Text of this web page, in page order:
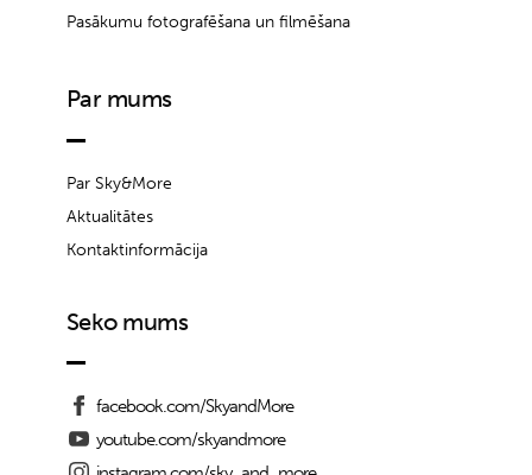
Pasākumu fotografēšana un filmēšana
Par mums
Par Sky&More
Aktualitātes
Kontaktinformācija
Seko mums
facebook.com/SkyandMore
youtube.com/skyandmore